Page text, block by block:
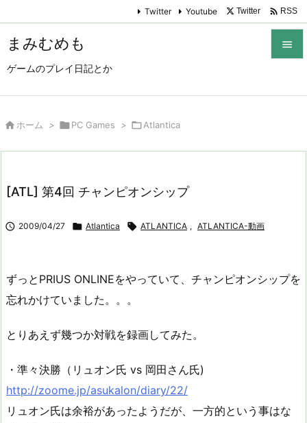
まみむめも
ゲームのプレイ日記とか

Twitter Youtube Twitter  RSS
 ホーム > PC Games > Atlantica
[ATL] 第4回 チャンピオンシップ
 2009/04/27  Atlantica  ATLANTICA , ATLANTICA-動画
ずっとPRIUS ONLINEをやっていて、チャンピオンシップを
忘れかけていました。。。
とりあえず幾つか対戦を録画してみた。
・準々決勝（リュオン氏 vs 岡田さん氏)
http://zoome.jp/asukalon/diary/22/
リュオン氏は余裕があったようだが、一方的という事はな